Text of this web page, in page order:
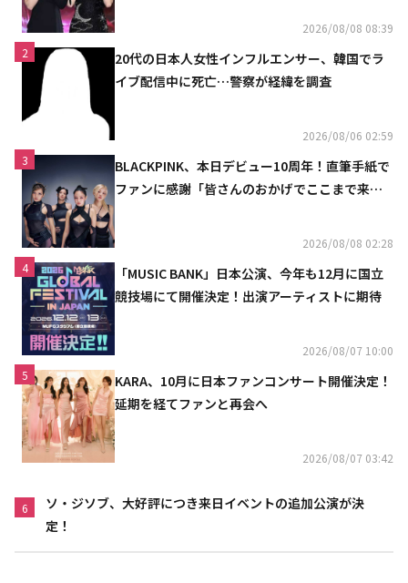
2026/08/08 08:39
2
20代の日本人女性インフルエンサー、韓国でラ
イブ配信中に死亡…警察が経緯を調査
2026/08/06 02:59
3
BLACKPINK、本日デビュー10周年！直筆手紙で
ファンに感謝「皆さんのおかげでここまで来ら
2026/08/08 02:28
4
「MUSIC BANK」日本公演、今年も12月に国立
競技場にて開催決定！出演アーティストに期待
2026/08/07 10:00
5
KARA、10月に日本ファンコンサート開催決定！
延期を経てファンと再会へ
2026/08/07 03:42
6
ソ・ジソブ、大好評につき来日イベントの追加公演が決
定！